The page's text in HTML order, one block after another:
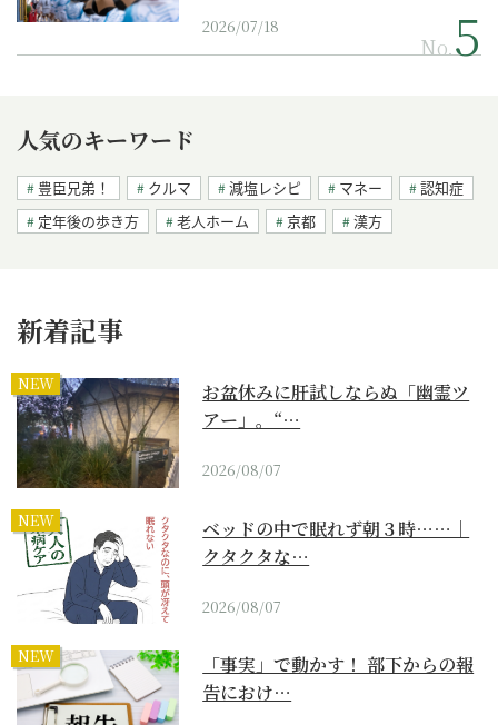
2026/07/18
No.
人気のキーワード
豊臣兄弟！ クルマ 減塩レシピ マネー
認知症
定年後の歩き方
老人ホーム 京都 漢方
新着記事
NEW
お盆休みに肝試しならぬ「幽霊ツ
アー」。“…
2026/08/07
NEW
ベッドの中で眠れず朝３時……｜
クタクタな…
2026/08/07
NEW
「事実」で動かす！ 部下からの報
告におけ…